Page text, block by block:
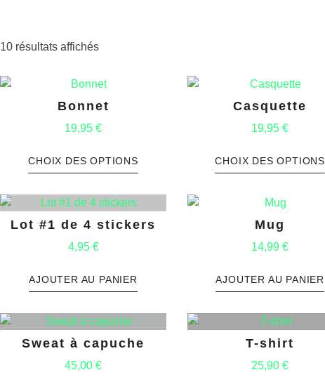
10 résultats affichés
Bonnet
19,95€
CHOIX DES OPTIONS
Casquette
19,95€
CHOIX DES OPTIONS
Lot #1 de 4 stickers
4,95 €
AJOUTER AU PANIER
Mug
14,99€
AJOUTER AU PANIER
Sweat à capuche
45,00€
T-shirt
25,90€